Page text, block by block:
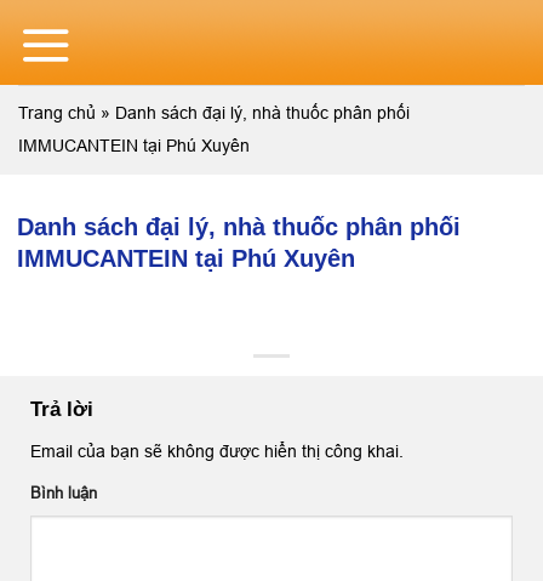
content
Trang chủ » Danh sách đại lý, nhà thuốc phân phối
IMMUCANTEIN tại Phú Xuyên
Danh sách đại lý, nhà thuốc phân phối
IMMUCANTEIN tại Phú Xuyên
Trả lời
Email của bạn sẽ không được hiển thị công khai.
Bình luận